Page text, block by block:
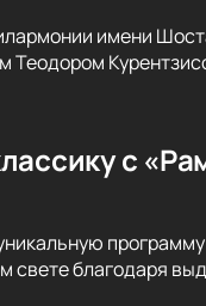
имени
Теодором
с
программу
свете благодаря